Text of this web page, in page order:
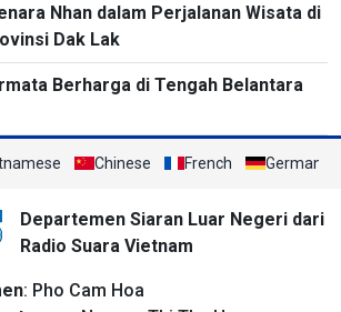
Nhan dalam Perjalanan Wisata di
Dak Lak
Berharga di Tengah Belantara
Chinese French German
Departemen Siaran Luar Negeri dari
Radio Suara Vietnam
: Pho Cam Hoa